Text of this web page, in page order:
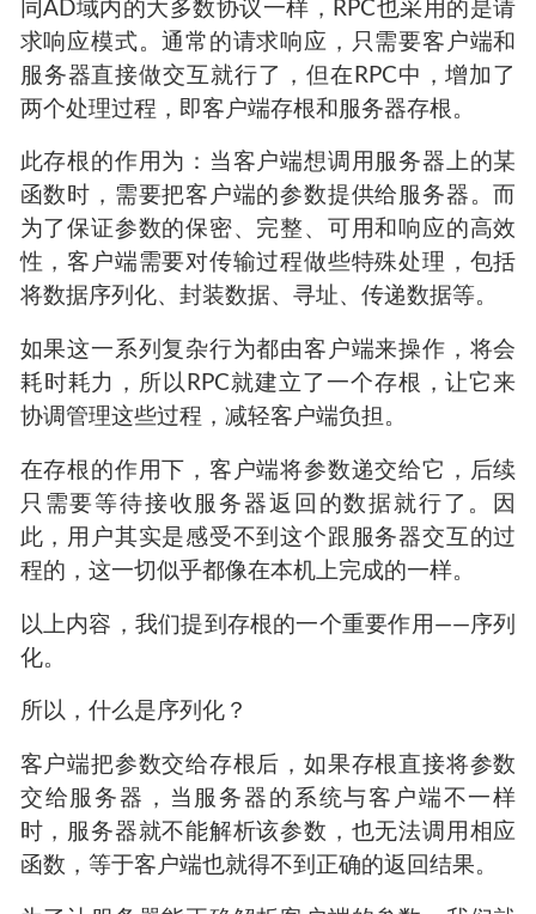
同AD域内的大多数协议一样，RPC也采用的是请
求响应模式。通常的请求响应，只需要客户端和
服务器直接做交互就行了，但在RPC中，增加了
两个处理过程，即客户端存根和服务器存根。
此存根的作用为：当客户端想调用服务器上的某
函数时，需要把客户端的参数提供给服务器。而
为了保证参数的保密、完整、可用和响应的高效
性，客户端需要对传输过程做些特殊处理，包括
将数据序列化、封装数据、寻址、传递数据等。
如果这一系列复杂行为都由客户端来操作，将会
耗时耗力，所以RPC就建立了一个存根，让它来
协调管理这些过程，减轻客户端负担。
在存根的作用下，客户端将参数递交给它，后续
只需要等待接收服务器返回的数据就行了。因
此，用户其实是感受不到这个跟服务器交互的过
程的，这一切似乎都像在本机上完成的一样。
以上内容，我们提到存根的一个重要作用——序列
化。
所以，什么是序列化？
客户端把参数交给存根后，如果存根直接将参数
交给服务器，当服务器的系统与客户端不一样
时，服务器就不能解析该参数，也无法调用相应
函数，等于客户端也就得不到正确的返回结果。